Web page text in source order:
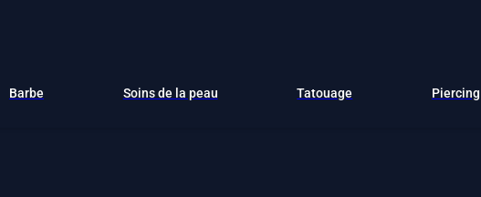
Barbe Soins de la peau Tatouage Piercing